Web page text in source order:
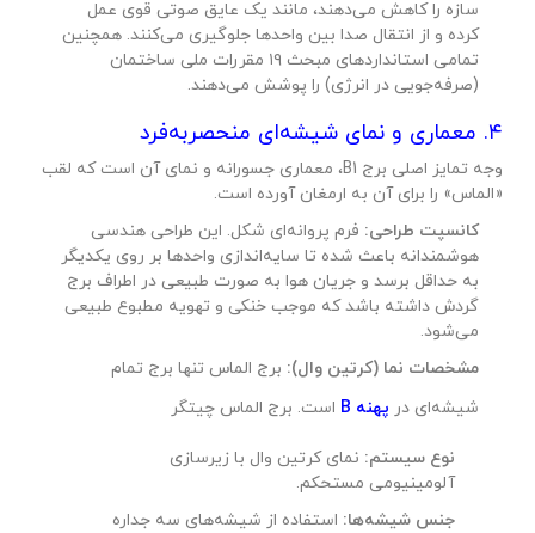
سازه را کاهش می‌دهند، مانند یک عایق صوتی قوی عمل
کرده و از انتقال صدا بین واحدها جلوگیری می‌کنند. همچنین
تمامی استانداردهای مبحث ۱۹ مقررات ملی ساختمان
(صرفه‌جویی در انرژی) را پوشش می‌دهند.
۴. معماری و نمای شیشه‌ای منحصر‌به‌فرد
وجه تمایز اصلی برج B1، معماری جسورانه و نمای آن است که لقب
«الماس» را برای آن به ارمغان آورده است.
کانسپت طراحی:فرم پروانه‌ای شکل. این طراحی هندسی
هوشمندانه باعث شده تا سایه‌اندازی واحدها بر روی یکدیگر
به حداقل برسد و جریان هوا به صورت طبیعی در اطراف برج
گردش داشته باشد که موجب خنکی و تهویه مطبوع طبیعی
می‌شود.
مشخصات نما (کرتین وال):برج الماس تنها برج تمام
شیشه‌ای درپهنه B است. برج الماس چیتگر
نوع سیستم:نمای کرتین وال با زیرسازی
آلومینیومی مستحکم.
جنس شیشه‌ها:استفاده از شیشه‌های سه جداره